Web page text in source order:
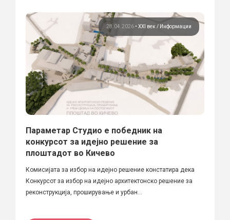
28.04.2026 • XXI век Информации
Параметар Студио е победник на
конкурсот за идејно решение за
плоштадот во Кичево
Комисијата за избор на идејно решение констатира дека
Конкурсот за избор на идејно архитектонско решение за
реконструкција, проширување и урбан...